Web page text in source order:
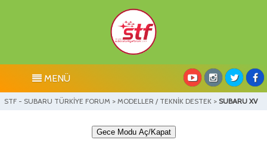
MENÜ
STF - SUBARU TÜRKİYE FORUM > MODELLER / TEKNİK DESTEK > SUBARU XV
Gece Modu Aç/Kapat